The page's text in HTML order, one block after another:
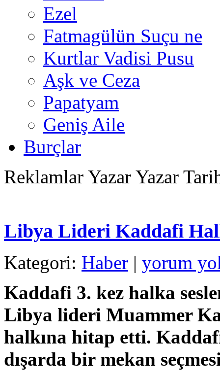
Ezel
Fatmagülün Suçu ne
Kurtlar Vadisi Pusu
Aşk ve Ceza
Papatyam
Geniş Aile
Burçlar
Reklamlar Yazar Yazar
Libya Lideri Kaddafi
Kategori: Haber | yorum
Kaddafi 3. kez halka
Libya lideri Muammer
halkına hitap etti.
dışarda bir mekan